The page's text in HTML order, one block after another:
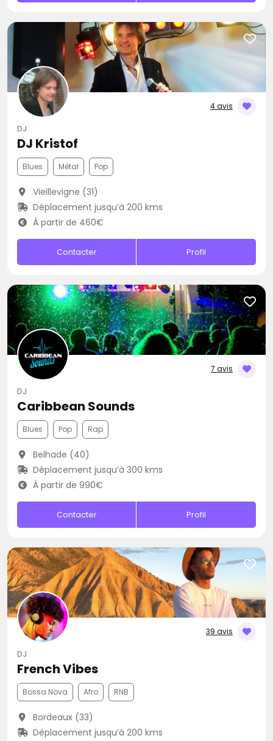
4 avis
DJ
DJ Kristof
Blues Métal Pop
Vieillevigne (31)
Déplacement jusqu’à 200 kms
À partir de 460€
Contacter Profil
7 avis
DJ
Caribbean Sounds
Blues Pop Rap
Belhade (40)
Déplacement jusqu’à 300 kms
À partir de 990€
Contacter Profil
39 avis
DJ
French Vibes
Bossa Nova Afro RNB
Bordeaux (33)
Déplacement jusqu’à 200 kms